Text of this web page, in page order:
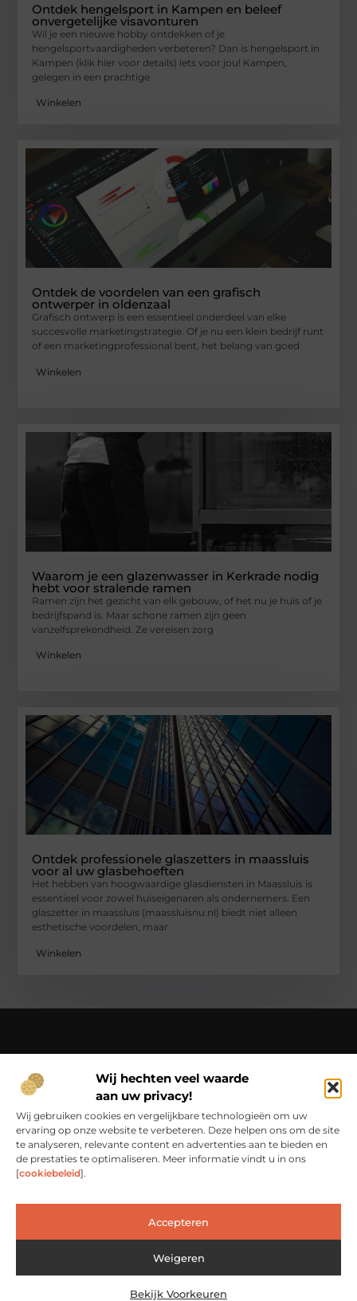
Wij hechten veel waarde
aan uw privacy!
Wij gebruiken cookies en vergelijkbare technologieën om uw
ervaring op onze website te verbeteren. Deze helpen ons om de site
te analyseren, relevante content en advertenties aan te bieden en
de prestaties te optimaliseren. Meer informatie vindt u in ons
[cookiebeleid].
Accepteren
Weigeren
Bekijk Voorkeuren
Ontdek hengelsport in Kampen en beleef
onvergetelijke visavonturen
Wil je een nieuwe hobby ontdekken of je
hengelsportvaardigheden verbeteren? Dan is hengelsport in
Kampen (klik hier voor details) iets voor jou! Kampen,
gelegen in een prachtige
Winkelen
Ontdek de voordelen van een grafisch
ontwerper in oldenzaal
Grafisch ontwerp is een essentieel onderdeel van elke
succesvolle marketingstrategie. Of je nu een klein bedrijf runt
of een marketingprofessional bent, het belang van goed
Winkelen
Waarom je een glazenwasser in Kerkrade nodig
hebt voor stralende ramen
Ramen zijn het gezicht van elk gebouw, of het nu je huis of je
bedrijfspand is. Maar schone ramen zijn geen
vanzelfsprekendheid. Ze vereisen zorg
Winkelen
Ontdek professionele glaszetters in maassluis
voor al uw glasbehoeften
Het hebben van hoogwaardige glasdiensten in Maassluis is
essentieel voor zowel huiseigenaren als ondernemers. Een
glaszetter in maassluis (maassluisnu.nl) biedt niet alleen
esthetische voordelen, maar
Winkelen
Jouw gids in een wereld vol verhalen – beleef het dagelijks
leven op Ci-productions.nl.
Ontdek een rijke verzameling blogs en artikelen die je
inspireren, informeren en elke dag weer verrijken.
Bericht categorie